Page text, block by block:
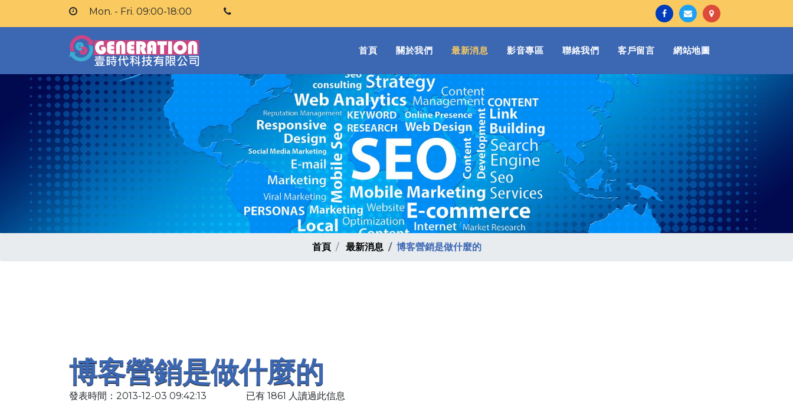
Mon. - Fri. 09:00-18:00
首頁(current)
關於我們 最新消息 影音專區 聯絡我們 客戶留言 網站地圖
首頁 最新消息 博客營銷是做什麼的
博客營銷是做什麼的
發表時間：2013-12-03 09:42:13 已有 1861 人讀過此信息